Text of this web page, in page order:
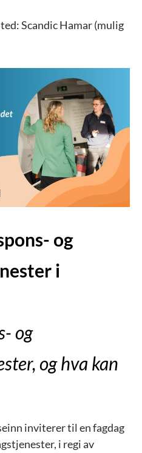
Scandic Hamar (mulig
og
i
og
og hva kan
inviterer til en fagdag
i regi av